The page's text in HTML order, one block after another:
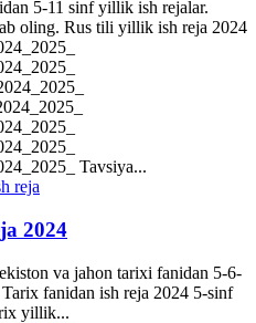
5-11 sinf yillik ish rejalar.
oling. Rus tili yillik ish reja 2024
Tavsiya...
2024
va jahon tarixi fanidan 5-6-
fanidan ish reja 2024 5-sinf
yillik...